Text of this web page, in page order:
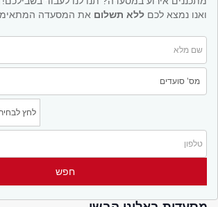
ואנו נמצא לכם ללא תשלום את המסעדה